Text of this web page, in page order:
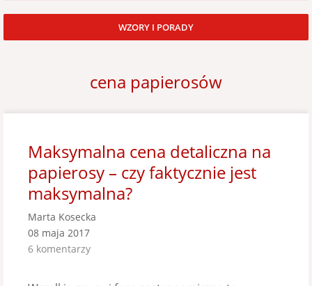
WZORY I PORADY
cena papierosów
Maksymalna cena detaliczna na
papierosy – czy faktycznie jest
maksymalna?
Marta Kosecka
08 maja 2017
6 komentarzy